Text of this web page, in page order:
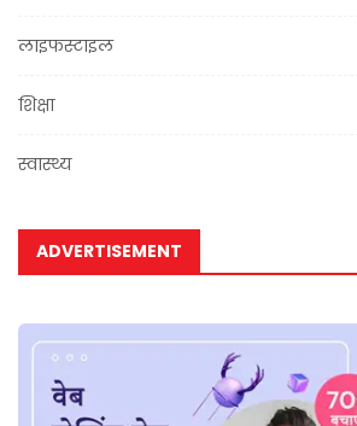
लाइफस्टाइल
शिक्षा
स्वास्थ्य
ADVERTISEMENT